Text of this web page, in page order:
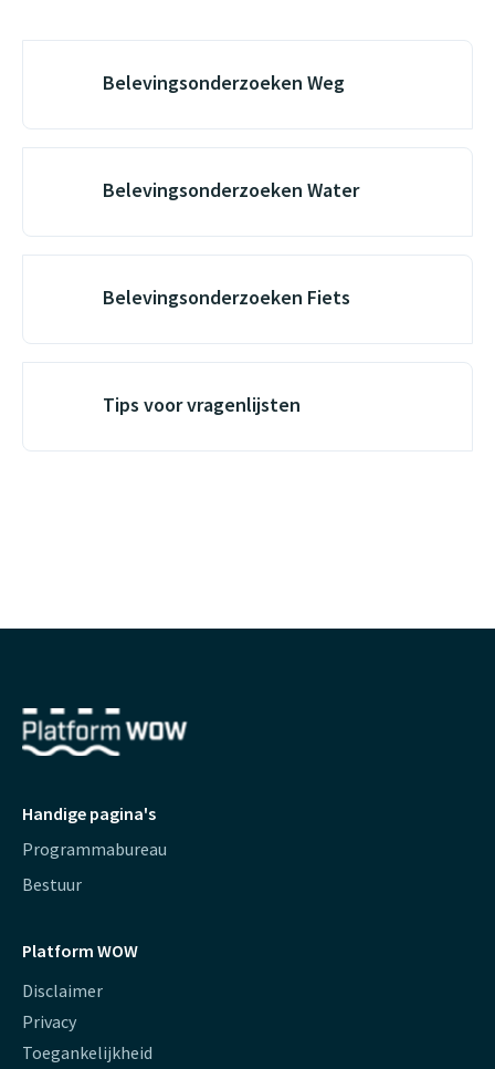
Belevingsonderzoeken Weg
Belevingsonderzoeken Water
Belevingsonderzoeken Fiets
Tips voor vragenlijsten
Handige pagina's
Programmabureau
Bestuur
Platform WOW
Disclaimer
Privacy
Toegankelijkheid